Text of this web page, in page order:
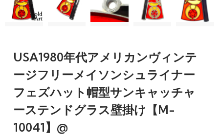
USA1980年代アメリカンヴィンテ
ージフリーメイソンシュライナー
フェズハット帽型サンキャッチャ
ーステンドグラス壁掛け【M-
10041】@